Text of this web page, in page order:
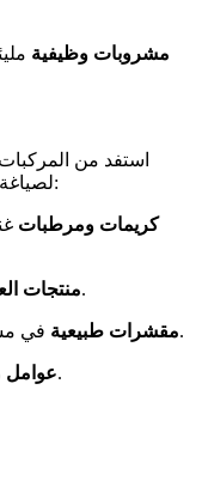
مشروبات وظيفية
استفد من
لصياغة مستحضرات تجميل مبتكرة، فهي مثالية لـ:
كريمات ومرطبات
منتجاتالتي تقوي وتغذي الشعر.
مقشرات طبيعيةفي مستحضرات التنظيف والعناية بالبشرة.
عوامللمستحضرات العناية بالبشرة.